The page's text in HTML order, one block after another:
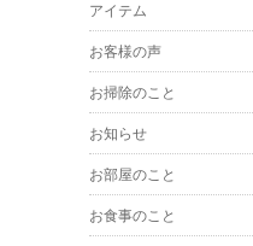
アイテム
お客様の声
お掃除のこと
お知らせ
お部屋のこと
お食事のこと